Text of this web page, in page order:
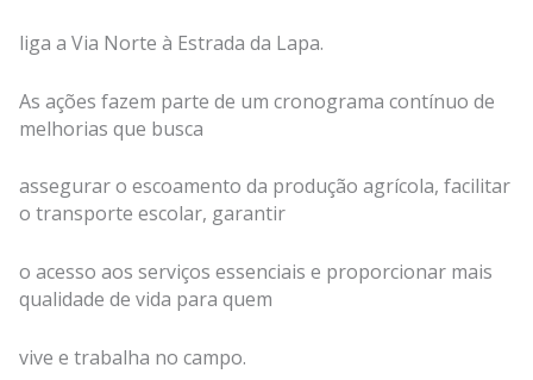
liga a Via Norte à Estrada da Lapa.
As ações fazem parte de um cronograma contínuo de
melhorias que busca
assegurar o escoamento da produção agrícola, facilitar
o transporte escolar, garantir
o acesso aos serviços essenciais e proporcionar mais
qualidade de vida para quem
vive e trabalha no campo.